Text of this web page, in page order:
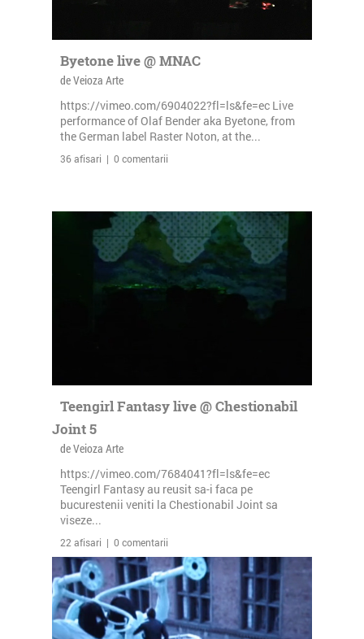
Byetone live @ MNAC
de Veioza Arte
https://vimeo.com/6904022?fl=ls&fe=ec Live
performance of Olaf Bender aka Byetone, from
the German label Raster Noton, at the...
36 afisari | 0 comentarii
Teengirl Fantasy live @ Chestionabil
Joint 5
de Veioza Arte
https://vimeo.com/7684041?fl=ls&fe=ec
Teengirl Fantasy au reusit sa-i faca pe
bucurestenii veniti la Chestionabil Joint sa
viseze...
22 afisari | 0 comentarii